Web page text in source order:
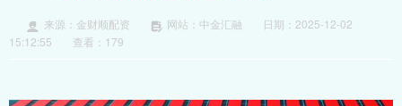
来源：金财顺配资 网站：中金汇融
日期：2025-12-02
15:12:55
查看：179